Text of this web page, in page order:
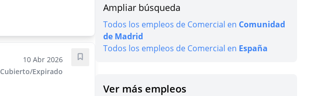
10 Abr 2026
Cubierto/Expirado
Guardar oferta
Ampliar búsqueda
Todos los empleos de Comercial en Comunidad
de Madrid
Todos los empleos de Comercial en España
Ver más empleos